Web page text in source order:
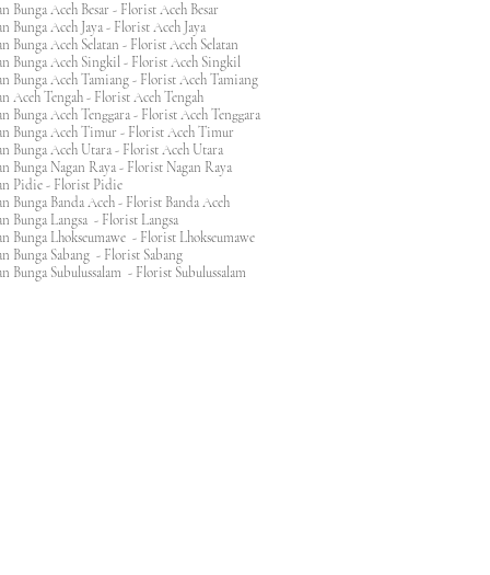
Bunga Aceh Besar - Florist Aceh Besar
Bunga Aceh Jaya - Florist Aceh Jaya
Bunga Aceh Selatan - Florist Aceh Selatan
Bunga Aceh Singkil - Florist Aceh Singkil
Bunga Aceh Tamiang - Florist Aceh Tamiang
Aceh Tengah - Florist Aceh Tengah
Bunga Aceh Tenggara - Florist Aceh Tenggara
Bunga Aceh Timur - Florist Aceh Timur
Bunga Aceh Utara - Florist Aceh Utara
Bunga Nagan Raya - Florist Nagan Raya
Pidie - Florist Pidie
Bunga Banda Aceh - Florist Banda Aceh
Bunga Langsa - Florist Langsa
Bunga Lhokseumawe - Florist Lhokseumawe
Bunga Sabang - Florist Sabang
Bunga Subulussalam - Florist Subulussalam